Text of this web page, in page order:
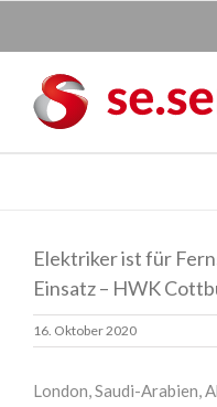
Elektriker ist für
Einsatz – HWK
16. Oktober 2020
London, Saudi-Arabien,